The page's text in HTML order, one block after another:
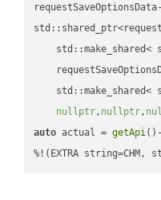
std::make_shared<
std::make_shared<
nullptr, nullptr,
auto actual = getApi
%!(EXTRA string=CHM,